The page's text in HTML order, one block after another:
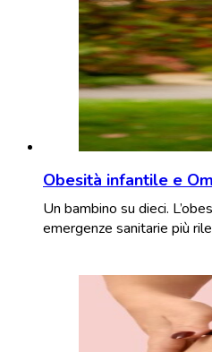
Obesità infantile e
Un bambino su dieci.
emergenze sanitarie più